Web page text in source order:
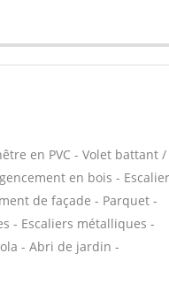
en PVC - Volet battant /
en bois -
de façade - Parquet -
- Escaliers métalliques -
- Abri de jardin -